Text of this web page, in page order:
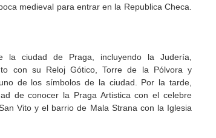
medieval para entrar en la Republica Checa.
la ciudad de Praga, incluyendo la Judería,
con su Reloj Gótico, Torre de la Pólvora y
de los símbolos de la ciudad. Por la tarde,
de conocer la Praga Artistica con el celebre
Vito y el barrio de Mala Strana con la Iglesia